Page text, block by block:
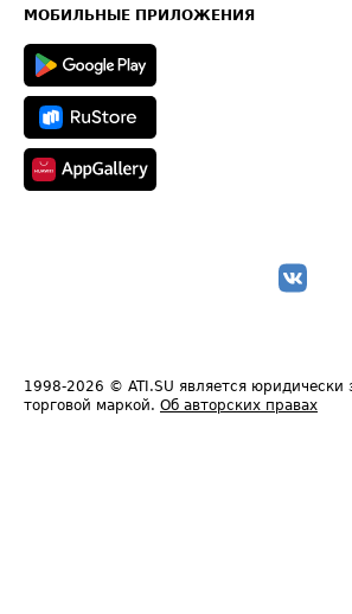
Техническая информация
МОБИЛЬНЫЕ ПРИЛОЖЕНИЯ
1998-2026 © ATI.SU является юридически
торговой маркой. Об авторских правах